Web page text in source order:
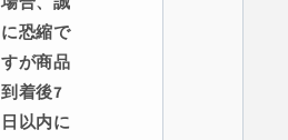
に恐縮で
すが商品
到着後7
日以内に